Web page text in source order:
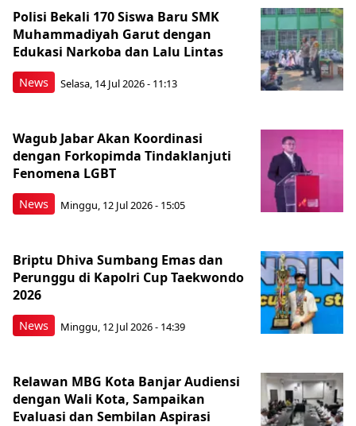
News
Polisi Bekali 170 Siswa Baru SMK
Muhammadiyah Garut dengan
Edukasi Narkoba dan Lalu Lintas
Selasa, 14 Jul 2026 - 11:13
News
Wagub Jabar Akan Koordinasi
dengan Forkopimda Tindaklanjuti
Fenomena LGBT
Minggu, 12 Jul 2026 - 15:05
News
Briptu Dhiva Sumbang Emas dan
Perunggu di Kapolri Cup Taekwondo
2026
Minggu, 12 Jul 2026 - 14:39
Relawan MBG Kota Banjar Audiensi
dengan Wali Kota, Sampaikan
Evaluasi dan Sembilan Aspirasi